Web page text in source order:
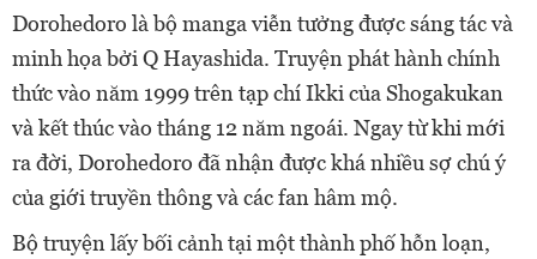
Dorohedoro là bộ manga viễn tưởng được sáng tác và
minh họa bởi Q Hayashida. Truyện phát hành chính
thức vào năm 1999 trên tạp chí Ikki của Shogakukan
và kết thúc vào tháng 12 năm ngoái. Ngay từ khi mới
ra đời, Dorohedoro đã nhận được khá nhiều sợ chú ý
của giới truyền thông và các fan hâm mộ.
Bộ truyện lấy bối cảnh tại một thành phố hỗn loạn,